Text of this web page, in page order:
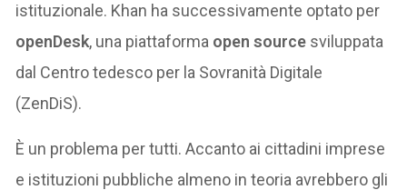
istituzionale. Khan ha successivamente optato per
openDesk, una piattaforma open source sviluppata
dal Centro tedesco per la Sovranità Digitale
(ZenDiS).
È un problema per tutti. Accanto ai cittadini imprese
e istituzioni pubbliche almeno in teoria avrebbero gli